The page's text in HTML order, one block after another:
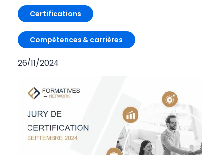
Certifications
Compétences & carrières
26/11/2024